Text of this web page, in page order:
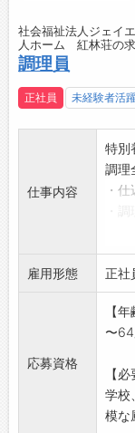
社会福祉法人ジェイ
人ホーム 紅林荘の
調理員
正社員 未経験者活
仕事内容
特別
調理
・
・
・
変更
※
用と
雇用形態 正社
応募資格
【
〜
【
学校
模な